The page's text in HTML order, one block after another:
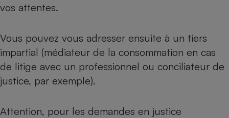
vos attentes.
Vous pouvez vous adresser ensuite à un tiers
impartial (médiateur de la consommation en cas
de litige avec un professionnel ou conciliateur de
justice, par exemple).
Attention, pour les demandes en justice